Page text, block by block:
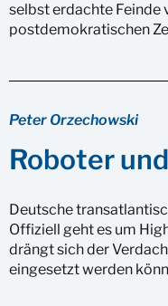
selbst erdachte Feinde
postdemokratischen
Peter Orzechowski
Roboter
Deutsche
Offiziell geht es um
drängt sich der
eingesetzt werden